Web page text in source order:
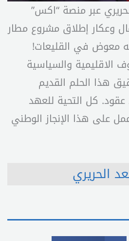
عبر منصة “اكس”
وعكار إطلاق مشروع مطار
معوض في القليعات!
الاقليمية والسياسية
هذا الحلم القديم
عقود. كل التحية للعهد
على هذا الإنجاز الوطني
الحريري